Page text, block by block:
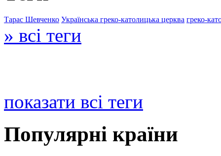
Тарас Шевченко Українська греко-католицька церква греко-
» всі теги
показати всі теги
Популярні країни